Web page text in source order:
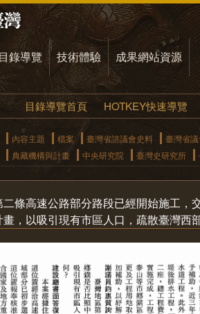
目錄導覽 技術體驗 成果網站資源
目錄導覽首頁 HOTKEY快速導覽
內容主題 檔案 臺灣省諮議會史料
臺灣省
典藏機構與計畫 中央研究院 臺灣史研究所
條高速公路部分路段已經開始施工
畫，以吸引現有市區人口，疏散臺灣西